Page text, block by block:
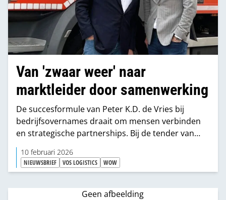
Van 'zwaar weer' naar
marktleider door samenwerking
De succesformule van Peter K.D. de Vries bij
bedrijfsovernames draait om mensen verbinden
en strategische partnerships. Bij de tender van
Bolsius toonde hij aan hoe concurrenten
samenwerkingspartners kunnen worden.
10 februari 2026
NIEUWSBRIEF VOS LOGISTICS WOW
Geen afbeelding